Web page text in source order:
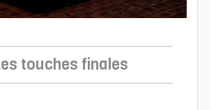
touches finales